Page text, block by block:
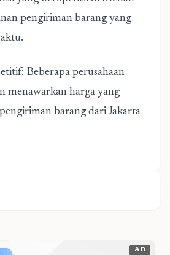
pengiriman barang yang
Beberapa perusahaan
menawarkan harga yang
barang dari Jakarta
AD